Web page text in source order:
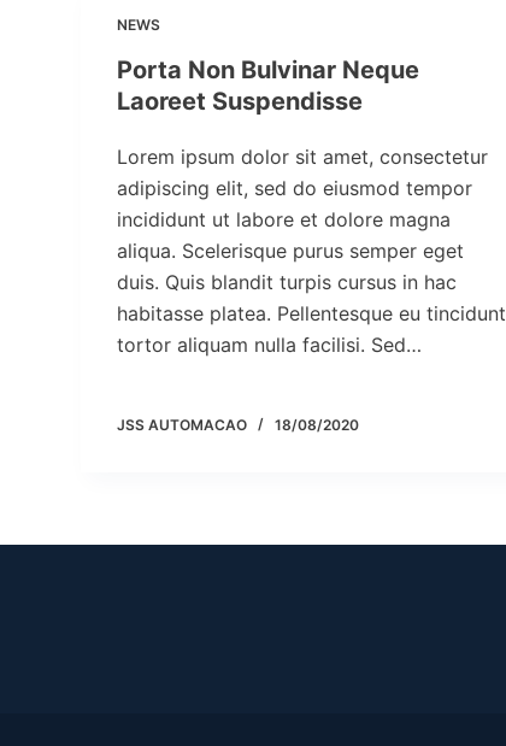
NEWS
Porta Non Bulvinar Neque
Laoreet Suspendisse
Lorem ipsum dolor sit amet, consectetur
adipiscing elit, sed do eiusmod tempor
incididunt ut labore et dolore magna
aliqua. Scelerisque purus semper eget
duis. Quis blandit turpis cursus in hac
habitasse platea. Pellentesque eu tincidunt
tortor aliquam nulla facilisi. Sed…
JSS AUTOMACAO 18/08/2020